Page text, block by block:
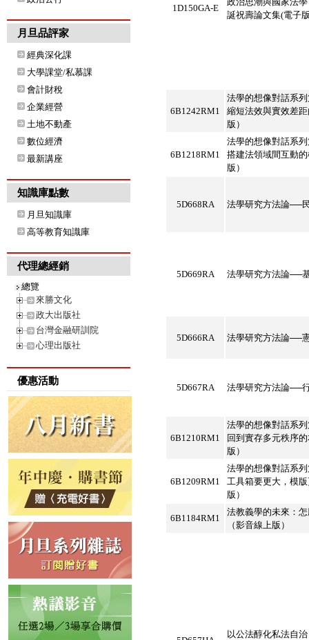
月旦品評家
經典深化課
大學課堂/私慕課
會計財稅
企業經營
土地不動產
數位經濟
最新講座
知識庫點數
月旦知識庫
高等教育知識庫
代理總經銷
總覽
來勝文化
政大出版社
台灣金融研訓院
心理出版社
優惠活動
1D150GA-E
誕祝壽論文集(電子
6B1242RM1
法學的想像對話系
縮短法效與實效差
版）
6B1218RM1
法學的想像對話系
搭建法領域間互動
版）
5D668RA 法學研究方法論──
5D669RA 法學研究方法論──
5D666RA 法學研究方法論──
5D667RA 法學研究方法論──
6B1210RM1
法學的想像對話系
回到實存多元秩序
版）
6B1209RM1
法學的想像對話系
工具箱要更大，模
版）
6B1184RM1
法教義學的未來：
（影音線上版）
以公法醇化私法自